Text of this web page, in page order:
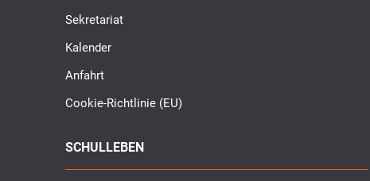
Sekretariat
Kalender
Anfahrt
Cookie-Richtlinie (EU)
SCHULLEBEN